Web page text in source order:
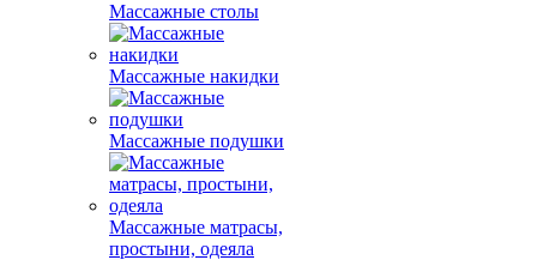
Массажные столы
Массажные накидки
Массажные подушки
Массажные матрасы,
простыни, одеяла